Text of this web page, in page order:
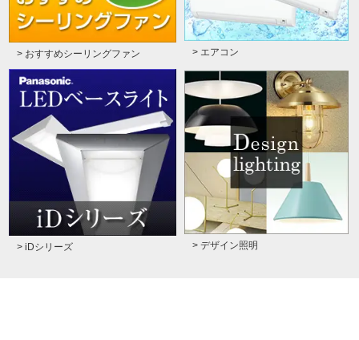
> おすすめシーリングファン > エアコン
> iDシリーズ > デザイン照明